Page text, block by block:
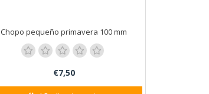
Chopo pequeño primavera 100 mm
€7,50